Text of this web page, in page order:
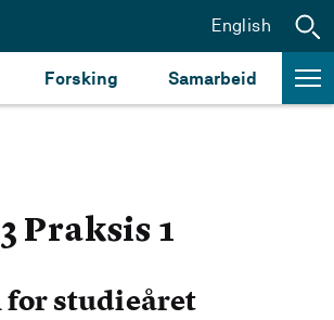
Forsking Samarbeid
English
Praksis 1
for studieåret